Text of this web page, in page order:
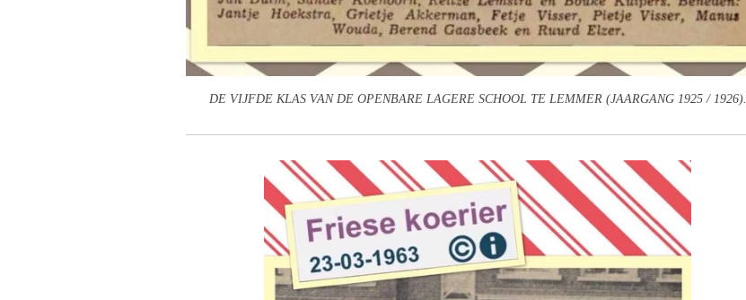
DE VIJFDE KLAS VAN DE OPENBARE LAGERE SCHOOL TE LEMMER (JAARGANG 1925 / 1926).